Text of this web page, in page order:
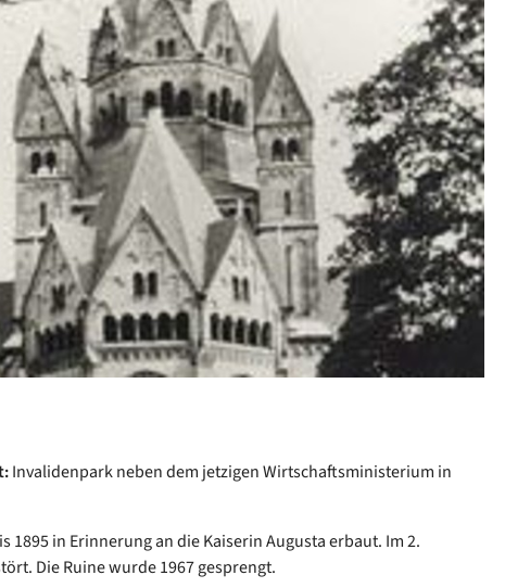
Invalidenpark neben dem jetzigen Wirtschaftsministerium in
1895 in Erinnerung an die Kaiserin Augusta erbaut. Im 2.
Die Ruine wurde 1967 gesprengt.